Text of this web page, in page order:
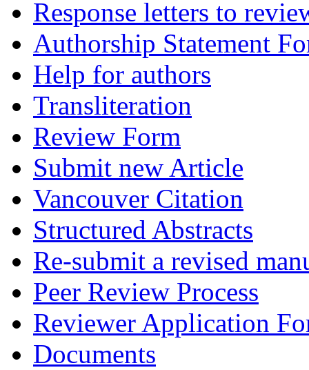
Response letters to
Authorship Statement
Help for authors
Transliteration
Review Form
Submit new Article
Vancouver Citation
Structured Abstracts
Re-submit a revised
Peer Review Process
Reviewer Application
Documents